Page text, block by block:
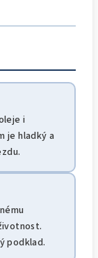
i
je hladký a
podklad.